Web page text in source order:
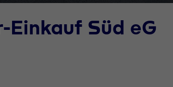
Einkauf Süd eG